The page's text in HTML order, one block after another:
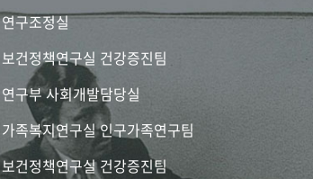
연구조정실
보건정책연구실 건강증진팀
연구부 사회개발담당실
가족복지연구실 인구가족연구팀
보건정책연구실 건강증진팀